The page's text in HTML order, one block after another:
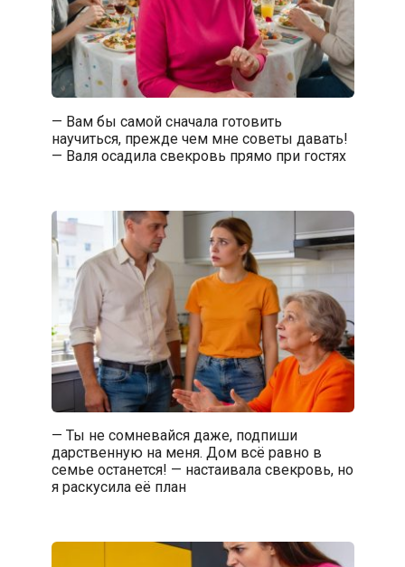
— Вам бы самой сначала готовить
научиться, прежде чем мне советы давать!
— Валя осадила свекровь прямо при гостях
— Ты не сомневайся даже, подпиши
дарственную на меня. Дом всё равно в
семье останется! — настаивала свекровь, но
я раскусила её план